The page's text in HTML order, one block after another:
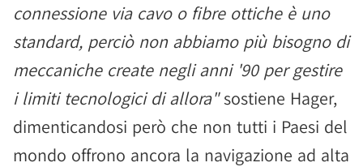
connessione via cavo o fibre ottiche è uno
standard, perciò non abbiamo più bisogno di
meccaniche create negli anni '90 per gestire
i limiti tecnologici di allora"sostiene Hager,
dimenticandosi però che non tutti i Paesi del
mondo offrono ancora la navigazione ad alta